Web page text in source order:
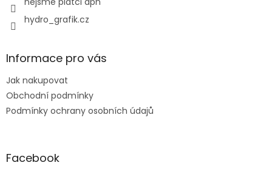
hydro_grafik.cz
Informace pro vás
Jak nakupovat
Obchodní podmínky
Podmínky ochrany osobních údajů
Facebook